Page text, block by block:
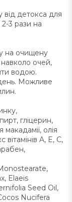
детокса для
3 рази на
на очищену
очей,
водою.
Можливе
гліцерин,
макадамії, олія
A, E, C,
Elaeis
Seed Oil,
Nucifera